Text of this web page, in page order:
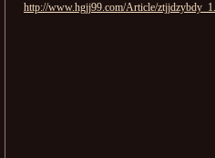
http://www.hgjj99.com/Article/